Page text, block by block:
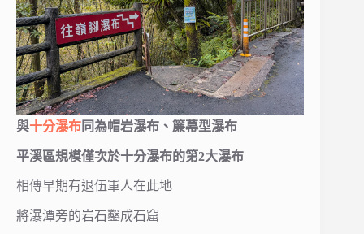
與十分瀑布 同為帽岩瀑布、簾幕型瀑布
平溪區規模僅次於十分瀑布的第2大瀑布
相傳早期有退伍軍人在此地
將瀑潭旁的岩石鑿成石窟